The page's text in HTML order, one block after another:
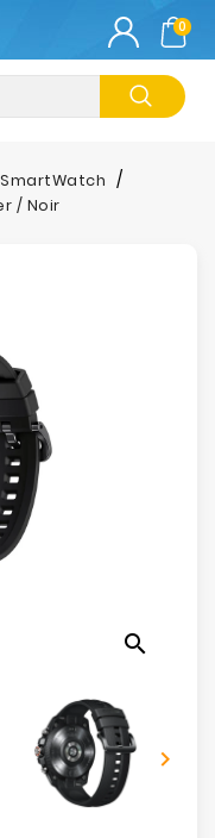
0
SmartWatch
/ Noir
search
